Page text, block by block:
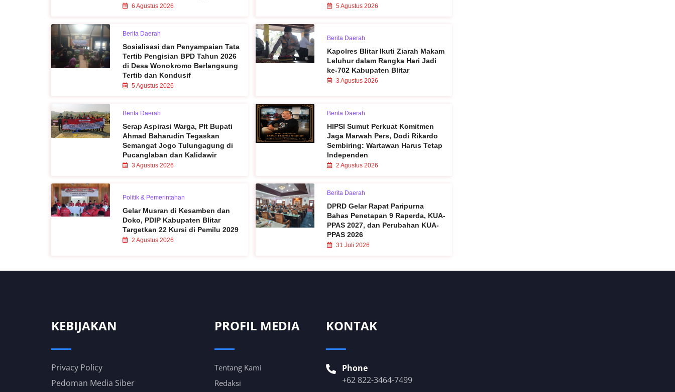
6 Agustus 2026 5 Agustus 2026
Berita Daerah
Sosialisasi dan Penyampaian Tata
Tertib Pengisian BPD Tahun 2026
di Desa Wonokromo Berlangsung
Tertib dan Kondusif
5 Agustus 2026
Berita Daerah
Kapolres Blitar Ikuti Ziarah Makam
Leluhur dalam Rangka Hari Jadi
ke-702 Kabupaten Blitar
3 Agustus 2026
Berita Daerah
Serap Aspirasi Warga, Plt Bupati
Ahmad Baharudin Tegaskan
Semangat Jogo Tulungagung di
Pucanglaban dan Kalidawir
3 Agustus 2026
Berita Daerah
HIPSI Sumut Perkuat Komitmen
Jaga Marwah Pers, Dodi Rikardo
Sembiring: Wartawan Harus Tetap
Independen
2 Agustus 2026
Politik & Pemerintahan
Gelar Musran di Kesamben dan
Doko, PDIP Kabupaten Blitar
Targetkan 22 Kursi di Pemilu 2029
2 Agustus 2026
Berita Daerah
DPRD Gelar Rapat Paripurna
Bahas Penetapan 9 Raperda, KUA-
PPAS 2027, dan Perubahan KUA-
PPAS 2026
31 Juli 2026
KEBIJAKAN
Privacy Policy
Pedoman Media Siber
PROFIL MEDIA
Tentang Kami
Redaksi
KONTAK
Phone
+62 822-3464-7499